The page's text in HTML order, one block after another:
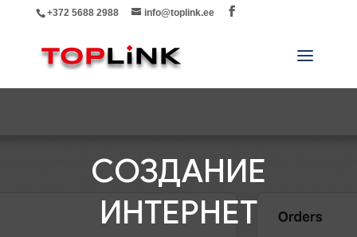
+372 5688 2988 info@toplink.ee
СОЗДАНИЕ
ИНТЕРНЕТ